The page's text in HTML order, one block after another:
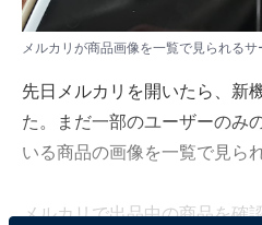
メルカリが商品画像を一覧で見られる
先日メルカリを開いたら、新
た。まだ一部のユーザーのみ
いる商品の画像を一覧で見ら
メルカリで出品中の商品を確